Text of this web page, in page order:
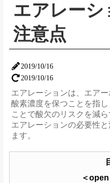
エアレーシ
注意点
2019/10/16
2019/10/16
エアレーションは、エア
酸素濃度を保つことを指
ことで酸欠のリスクを減
エアレーションの必要性
ます。
＜